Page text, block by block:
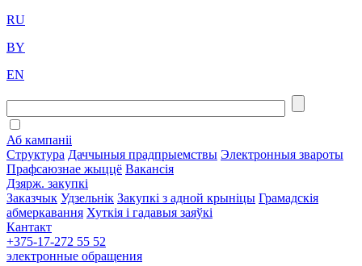
RU
BY
EN
Аб кампаніі
Структура Даччыныя прадпрыемствы Электронныя звароты
Прафсаюзнае жыццё Вакансія
Дзярж. закупкі
Заказчык Удзельнік Закупкі з адной крыніцы Грамадскія
абмеркавання Хуткія і гадавыя заяўкі
Кантакт
+375-17-272 55 52
электронные обращения